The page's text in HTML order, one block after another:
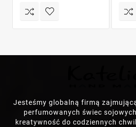
Jesteśmy globalną firmą
perfumowanych świec
kreatywność do codziennych